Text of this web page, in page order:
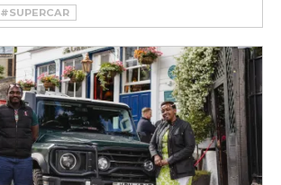
#SUPERCAR